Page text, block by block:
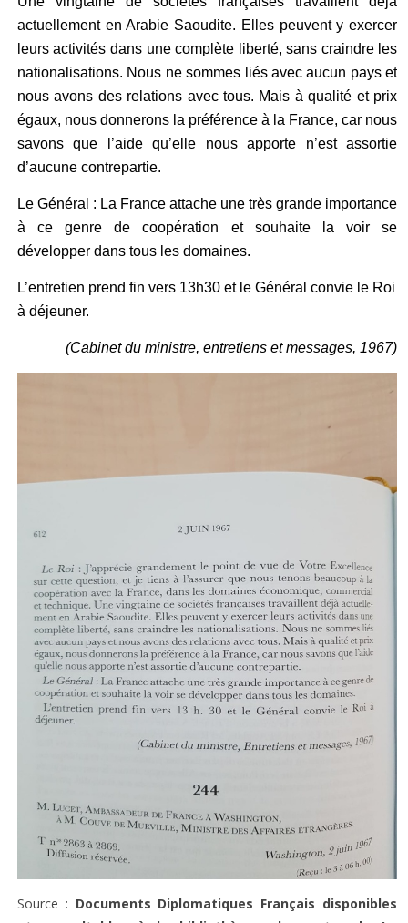
actuellement en Arabie Saoudite. Elles peuvent y exercer
leurs activités dans une complète liberté, sans craindre les
nationalisations. Nous ne sommes liés avec aucun pays et
nous avons des relations avec tous. Mais à qualité et prix
égaux, nous donnerons la préférence à la France, car nous
savons que l’aide qu’elle nous apporte n’est assortie
d’aucune contrepartie.
Le Général : La France attache une très grande importance
à ce genre de coopération et souhaite la voir se
développer dans tous les domaines.
L’entretien prend fin vers 13h30 et le Général convie le Roi
à déjeuner.
(Cabinet du ministre, entretiens et messages, 1967)
Source : Documents Diplomatiques Français disponibles